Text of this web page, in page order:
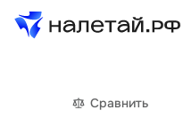
Товары Сравнить